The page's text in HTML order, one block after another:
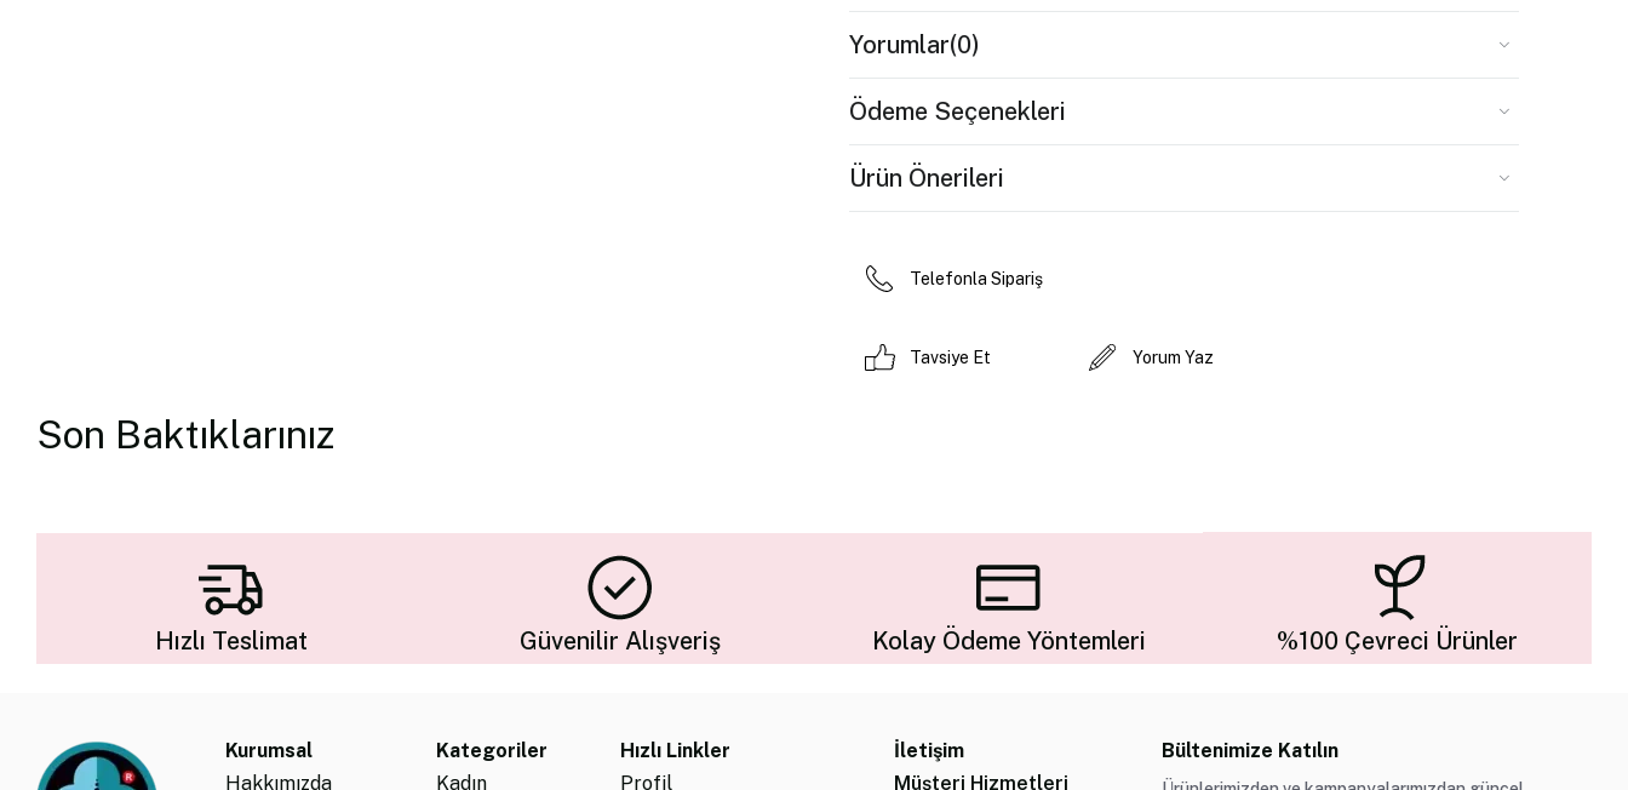
Yorumlar(0)
Ödeme Seçenekleri
Ürün Önerileri
Telefonla Sipariş
Tavsiye Et Yorum Yaz
Son Baktıklarınız
Hızlı Teslimat Güvenilir Alışveriş Kolay Ödeme Yöntemleri %100 Çevreci Ürünler
Kurumsal
Hakkımızda
Kategoriler
Kadın
Hızlı Linkler
Profil
İletişim
Müşteri Hizmetleri
Bültenimize Katılın